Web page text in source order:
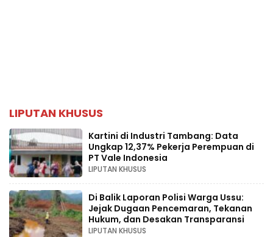
LIPUTAN KHUSUS
Kartini di Industri Tambang: Data
Ungkap 12,37% Pekerja Perempuan di
PT Vale Indonesia
LIPUTAN KHUSUS
Di Balik Laporan Polisi Warga Ussu:
Jejak Dugaan Pencemaran, Tekanan
Hukum, dan Desakan Transparansi
LIPUTAN KHUSUS